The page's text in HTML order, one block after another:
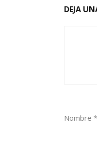
DEJA
Nombre *